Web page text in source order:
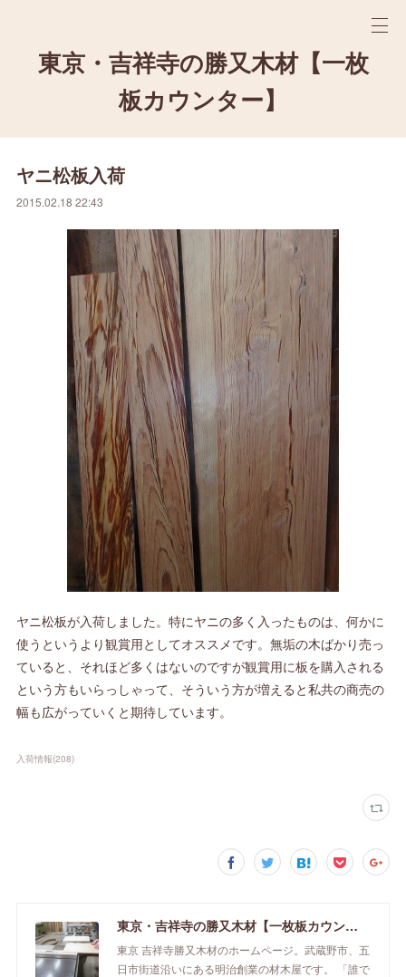
東京・吉祥寺の勝又木材【一枚
板カウンター】
ヤニ松板入荷
2015.02.18 22:43
ヤニ松板が入荷しました。特にヤニの多く入ったものは、何かに
使うというより観賞用としてオススメです。無垢の木ばかり売っ
ていると、それほど多くはないのですが観賞用に板を購入される
という方もいらっしゃって、そういう方が増えると私共の商売の
幅も広がっていくと期待しています。
入荷情報(208)
東京・吉祥寺の勝又木材【一枚板カウンター】
東京 吉祥寺勝又木材のホームページ。武蔵野市、五
日市街道沿いにある明治創業の材木屋です。 「誰で